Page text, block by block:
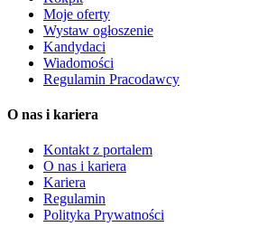
Moje oferty
Wystaw ogłoszenie
Kandydaci
Wiadomości
Regulamin Pracodawcy
O nas i kariera
Kontakt z portalem
O nas i kariera
Kariera
Regulamin
Polityka Prywatności